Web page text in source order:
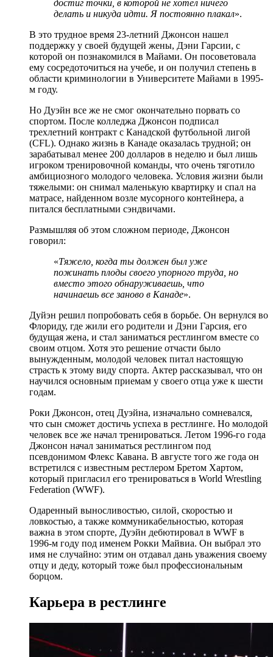
достиг точки, в которой не хотел ничего
делать и никуда идти. Я постоянно плакал».
В это трудное время 23-летний Джонсон нашел
поддержку у своей будущей жены, Дэни Гарсии, с
которой он познакомился в Майами. Он посоветовала
ему сосредоточиться на учебе, и он получил степень в
области криминологии в Университете Майами в 1995-
м году.
Но Дуэйн все же не смог окончательно порвать со
спортом. После колледжа Джонсон подписал
трехлетний контракт с Канадской футбольной лигой
(CFL). Однако жизнь в Канаде оказалась трудной; он
зарабатывал менее 200 долларов в неделю и был лишь
игроком тренировочной команды, что очень тяготило
амбициозного молодого человека. Условия жизни были
тяжелыми: он снимал маленькую квартирку и спал на
матрасе, найденном возле мусорного контейнера, а
питался бесплатными сэндвичами.
Размышляя об этом сложном периоде, Джонсон
говорил:
«Тяжело, когда ты должен был уже
пожинать плоды своего упорного труда, но
вместо этого обнаруживаешь, что
начинаешь все заново в Канаде».
Дуйэн решил попробовать себя в борьбе. Он вернулся во
Флориду, где жили его родители и Дэни Гарсия, его
будущая жена, и стал заниматься рестлингом вместе со
своим отцом. Хотя это решение отчасти было
вынужденным, молодой человек питал настоящую
страсть к этому виду спорта. Актер рассказывал, что он
научился основным приемам у своего отца уже к шести
годам.
Роки Джонсон, отец Дуэйна, изначально сомневался,
что сын сможет достичь успеха в рестлинге. Но молодой
человек все же начал тренироваться. Летом 1996-го года
Джонсон начал заниматься рестлингом под
псевдонимом Флекс Кавана. В августе того же года он
встретился с известным рестлером Бретом Хартом,
который пригласил его тренироваться в World Wrestling
Federation (WWF).
Одаренный выносливостью, силой, скоростью и
ловкостью, а также коммуникабельностью, которая
важна в этом спорте, Дуэйн дебютировал в WWF в
1996-м году под именем Рокки Майвиа. Он выбрал это
имя не случайно: этим он отдавал дань уважения своему
отцу и деду, который тоже был профессиональным
борцом.
Карьера в рестлинге